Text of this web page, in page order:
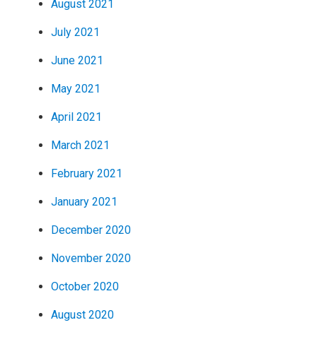
August 2021
July 2021
June 2021
May 2021
April 2021
March 2021
February 2021
January 2021
December 2020
November 2020
October 2020
August 2020